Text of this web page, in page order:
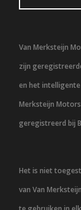
Van Merksteijn
zijn
en het
Merksteijn
geregistreerd bij
Het is niet
van Van